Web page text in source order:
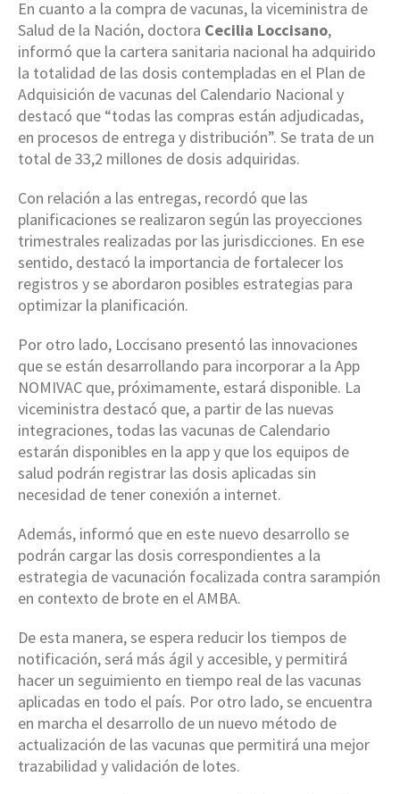
En cuanto a la compra de vacunas, la viceministra de
Salud de la Nación, doctora Cecilia Loccisano,
informó que la cartera sanitaria nacional ha adquirido
la totalidad de las dosis contempladas en el Plan de
Adquisición de vacunas del Calendario Nacional y
destacó que “todas las compras están adjudicadas,
en procesos de entrega y distribución”. Se trata de un
total de 33,2 millones de dosis adquiridas.
Con relación a las entregas, recordó que las
planificaciones se realizaron según las proyecciones
trimestrales realizadas por las jurisdicciones. En ese
sentido, destacó la importancia de fortalecer los
registros y se abordaron posibles estrategias para
optimizar la planificación.
Por otro lado, Loccisano presentó las innovaciones
que se están desarrollando para incorporar a la App
NOMIVAC que, próximamente, estará disponible. La
viceministra destacó que, a partir de las nuevas
integraciones, todas las vacunas de Calendario
estarán disponibles en la app y que los equipos de
salud podrán registrar las dosis aplicadas sin
necesidad de tener conexión a internet.
Además, informó que en este nuevo desarrollo se
podrán cargar las dosis correspondientes a la
estrategia de vacunación focalizada contra sarampión
en contexto de brote en el AMBA.
De esta manera, se espera reducir los tiempos de
notificación, será más ágil y accesible, y permitirá
hacer un seguimiento en tiempo real de las vacunas
aplicadas en todo el país. Por otro lado, se encuentra
en marcha el desarrollo de un nuevo método de
actualización de las vacunas que permitirá una mejor
trazabilidad y validación de lotes.